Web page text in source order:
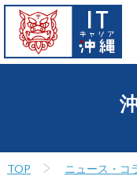
TOP ニュース・コ